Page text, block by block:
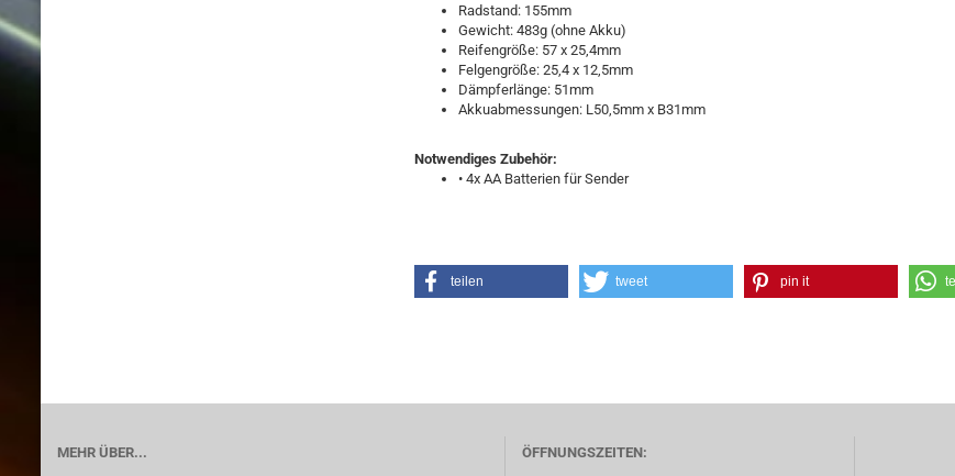
Radstand: 155mm
Gewicht: 483g (ohne Akku)
Reifengröße: 57 x 25,4mm
Felgengröße: 25,4 x 12,5mm
Dämpferlänge: 51mm
Akkuabmessungen: L50,5mm x B31mm
Notwendiges Zubehör:
• 4x AA Batterien für Sender
teilen tweet pin it
MEHR ÜBER...
ÖFFNUNGSZEITEN: